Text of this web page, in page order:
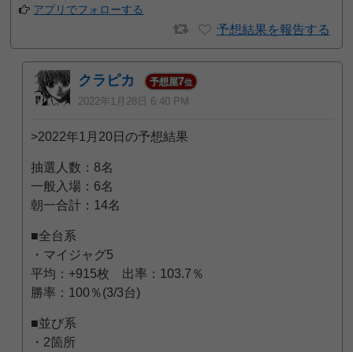
アプリでフォローする
予想結果を報告する
クラピカ 予想屋7位
2022年1月28日 6:40 PM
>2022年1月20日の予想結果
抽選人数：8名
一般入場：6名
朝一合計：14名
■全台系
・マイジャグ5
平均：+915枚 出率：103.7％
勝率：100％(3/3台)
■並び系
・2箇所